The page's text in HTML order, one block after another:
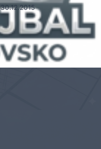
30.12.2015